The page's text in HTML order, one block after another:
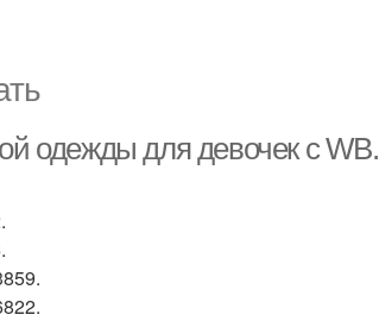
одежды для девочек с WB.